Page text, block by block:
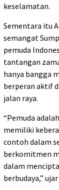
keselamatan.
Sementara itu
semangat
pemuda
tantangan
hanya bangga
berperan aktif
jalan raya.
“Pemuda
memiliki
contoh dalam
berkomitmen
dalam
berbudaya,”